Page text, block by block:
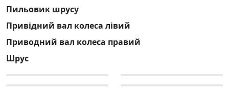
Пильовик шрусу
Привідний вал колеса лівий
Приводний вал колеса правий
Шрус